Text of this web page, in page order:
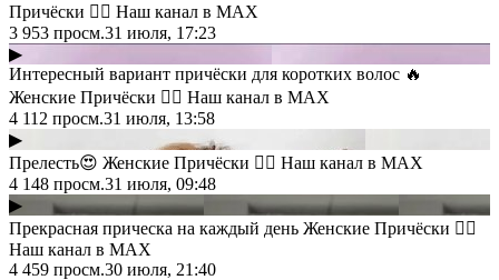
Причёски 💇‍♀️ Наш канал в MAX
3 953 просм.31 июля, 17:23
▶
Интересный вариант причёски для коротких волос 🔥
Женские Причёски 💇‍♀️ Наш канал в MAX
4 112 просм.31 июля, 13:58
▶
Прелесть😍 Женские Причёски 💇‍♀️ Наш канал в MAX
4 148 просм.31 июля, 09:48
▶
Прекрасная прическа на каждый день Женские Причёски 💇‍♀️
Наш канал в MAX
4 459 просм.30 июля, 21:40